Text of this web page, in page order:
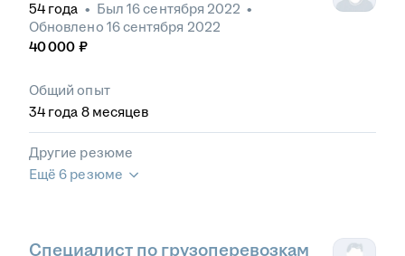
54 года • Был 16 сентября 2022 •
Обновлено 16 сентября 2022
40 000 ₽
Общий опыт
34 года 8 месяцев
Другие резюме
Ещё 6 резюме
Специалист по грузоперевозкам